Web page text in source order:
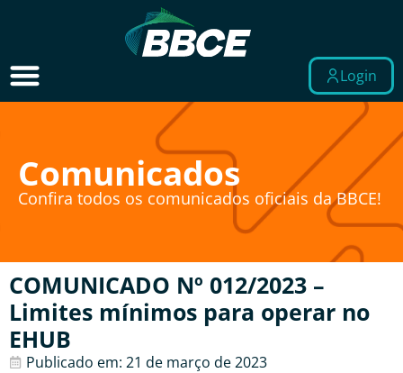
Login
Comunicados
Confira todos os comunicados oficiais da BBCE!
COMUNICADO Nº 012/2023 –
Limites mínimos para operar no
EHUB
Publicado em: 21 de março de 2023